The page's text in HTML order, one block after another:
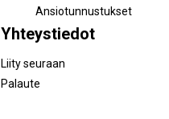
Ansiotunnustukset
Yhteystiedot
Liity seuraan
Palaute